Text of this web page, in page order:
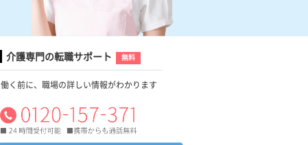
介護専門の転職サポート 無料
働く前に、職場の詳しい情報がわかります